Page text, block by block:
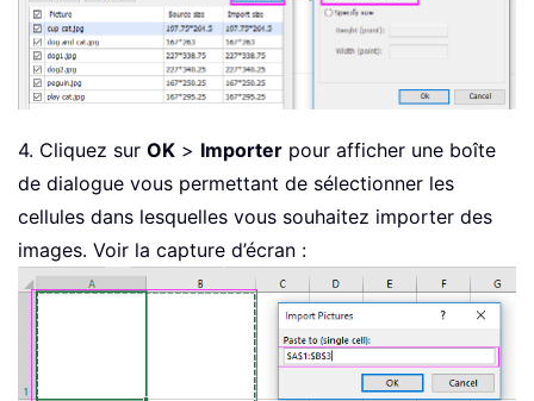
4. Cliquez sur OK > Importer pour afficher une boîte
de dialogue vous permettant de sélectionner les
cellules dans lesquelles vous souhaitez importer des
images. Voir la capture d’écran :